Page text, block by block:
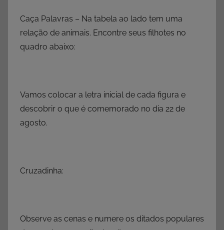
Caça Palavras – Na tabela ao lado tem uma
relação de animais. Encontre seus filhotes no
quadro abaixo:
Vamos colocar a letra inicial de cada figura e
descobrir o que é comemorado no dia 22 de
agosto.
Cruzadinha:
Observe as cenas e numere os ditados populares